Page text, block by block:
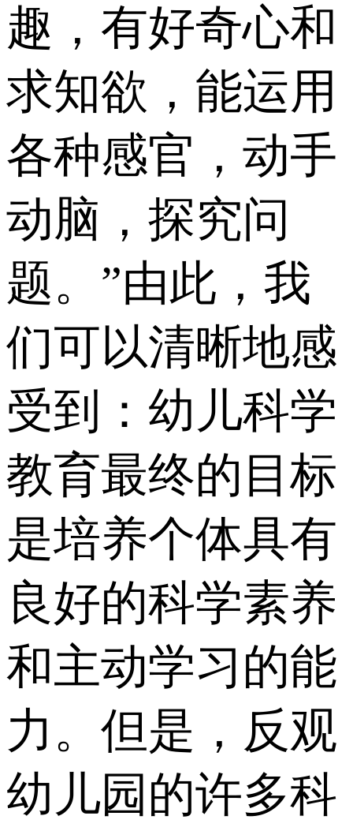
趣，有好奇心和
求知欲，能运用
各种感官，动手
动脑，探究问
题。”由此，我
们可以清晰地感
受到：幼儿科学
教育最终的目标
是培养个体具有
良好的科学素养
和主动学习的能
力。但是，反观
幼儿园的许多科